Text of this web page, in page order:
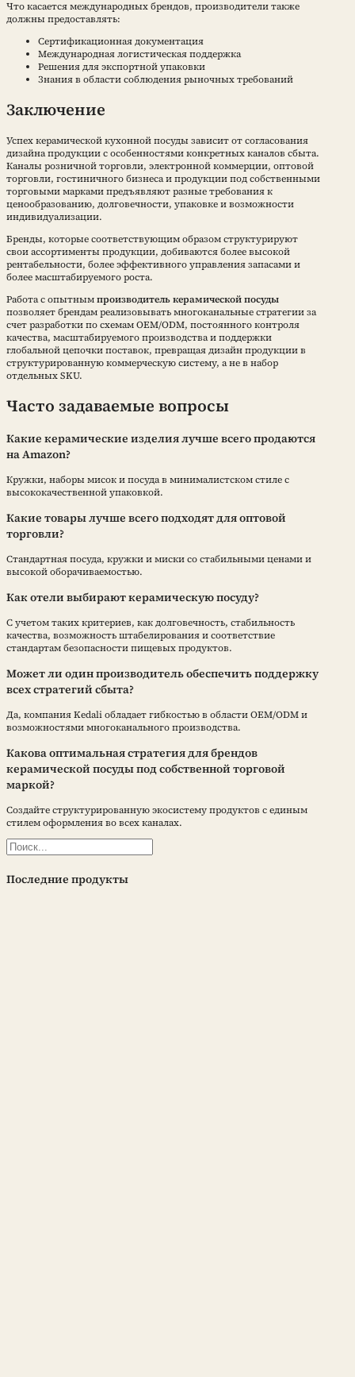
Что касается международных брендов, производители также
должны предоставлять:
Сертификационная документация
Международная логистическая поддержка
Решения для экспортной упаковки
Знания в области соблюдения рыночных требований
Заключение
Успех керамической кухонной посуды зависит от согласования
дизайна продукции с особенностями конкретных каналов сбыта.
Каналы розничной торговли, электронной коммерции, оптовой
торговли, гостиничного бизнеса и продукции под собственными
торговыми марками предъявляют разные требования к
ценообразованию, долговечности, упаковке и возможности
индивидуализации.
Бренды, которые соответствующим образом структурируют
свои ассортименты продукции, добиваются более высокой
рентабельности, более эффективного управления запасами и
более масштабируемого роста.
Работа с опытнымпроизводитель керамической посуды
позволяет брендам реализовывать многоканальные стратегии за
счет разработки по схемам OEM/ODM, постоянного контроля
качества, масштабируемого производства и поддержки
глобальной цепочки поставок, превращая дизайн продукции в
структурированную коммерческую систему, а не в набор
отдельных SKU.
Часто задаваемые вопросы
Какие керамические изделия лучше всего продаются
на Amazon?
Кружки, наборы мисок и посуда в минималистском стиле с
высококачественной упаковкой.
Какие товары лучше всего подходят для оптовой
торговли?
Стандартная посуда, кружки и миски со стабильными ценами и
высокой оборачиваемостью.
Как отели выбирают керамическую посуду?
С учетом таких критериев, как долговечность, стабильность
качества, возможность штабелирования и соответствие
стандартам безопасности пищевых продуктов.
Может ли один производитель обеспечить поддержку
всех стратегий сбыта?
Да, компания Kedali обладает гибкостью в области OEM/ODM и
возможностями многоканального производства.
Какова оптимальная стратегия для брендов
керамической посуды под собственной торговой
маркой?
Создайте структурированную экосистему продуктов с единым
стилем оформления во всех каналах.
Поиск
Последние продукты